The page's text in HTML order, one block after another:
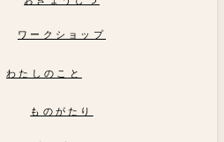
ワークショップ
わたしのこと
ものがたり